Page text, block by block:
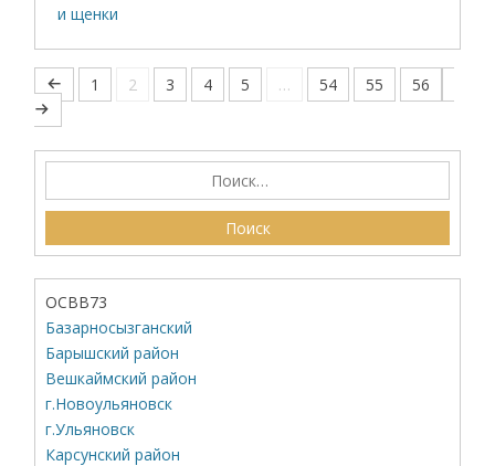
и щенки
1 2 3 4 5 … 54 55 56
ОСВВ73
Базарносызганский
Барышский район
Вешкаймский район
г.Новоульяновск
г.Ульяновск
Карсунский район